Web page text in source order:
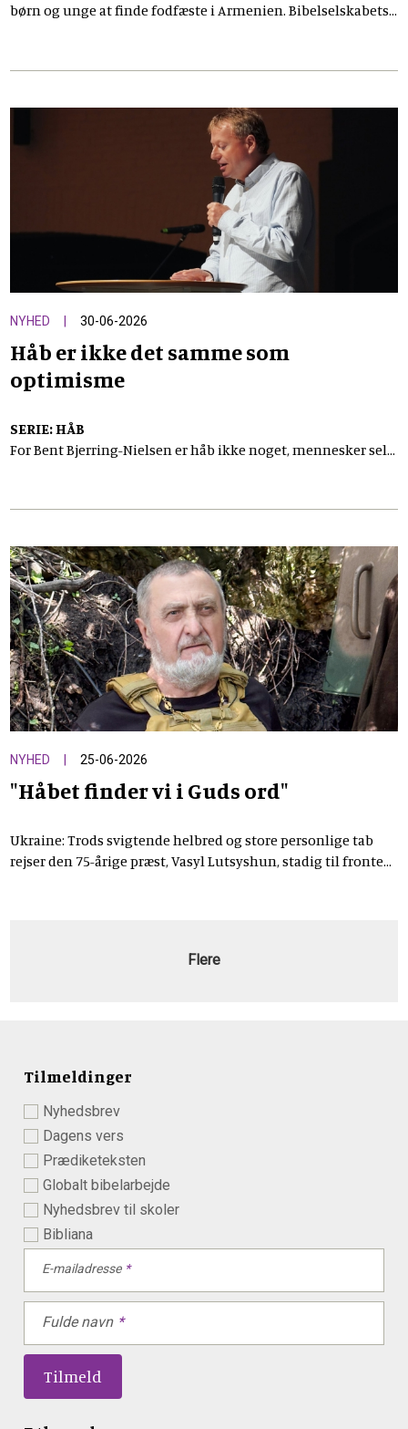
børn og unge at finde fodfæste i Armenien. Bibelselskabets
NYHED 30-06-2026
Håb er ikke det samme som
optimisme
SERIE: HÅB
For Bent Bjerring-Nielsen er håb ikke noget, mennesker selv
ud.
NYHED 25-06-2026
"Håbet finder vi i Guds ord"
Ukraine: Trods svigtende helbred og store personlige tab
rejser den 75-årige præst, Vasyl Lutsyshun, stadig til fronten
Flere
Tilmeldinger
Nyhedsbrev
Dagens vers
Prædiketeksten
Globalt bibelarbejde
Nyhedsbrev til skoler
Bibliana
E-mailadresse
Fulde navn